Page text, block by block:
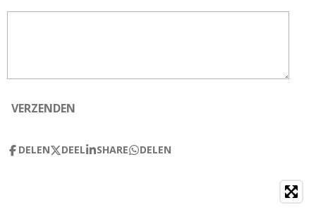
VERZENDEN
DELEN DEEL SHARE DELEN